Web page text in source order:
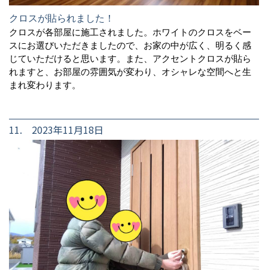
クロスが貼られました！
クロスが各部屋に施工されました。ホワイトのクロスをベー
スにお選びいただきましたので、お家の中が広く、明るく感
じていただけると思います。また、アクセントクロスが貼ら
れますと、お部屋の雰囲気が変わり、オシャレな空間へと生
まれ変わります。
11. 2023年11月18日